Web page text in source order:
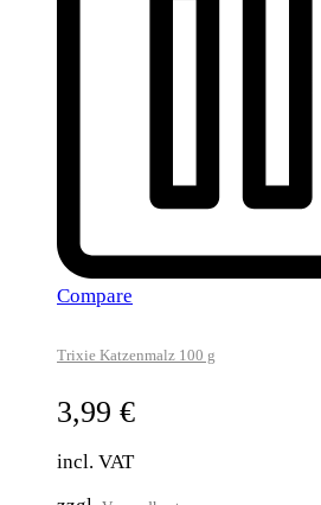
Compare
Trixie Katzenmalz 100 g
3,99 €
incl. VAT